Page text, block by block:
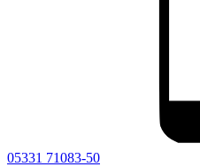
05331 71083-50